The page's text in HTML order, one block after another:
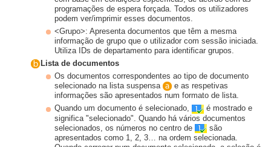
programações de espera forçada. Todos os utilizadores
podem ver/imprimir esses documentos.
<Grupo>: Apresenta documentos que têm a mesma
informação de grupo que o utilizador com sessão iniciada.
Utiliza IDs de departamento para identificar grupos.
Lista de documentos
Os documentos correspondentes ao tipo de documento
selecionado na lista suspensa
e as respetivas
informações são apresentados num formato de lista.
Quando um documento é selecionado,
é mostrado e
significa "selecionado". Quando há vários documentos
selecionados, os números no centro de
são
apresentados como 1, 2, 3… na ordem selecionada.